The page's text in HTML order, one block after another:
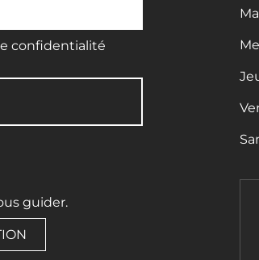
confidentialité
guider.